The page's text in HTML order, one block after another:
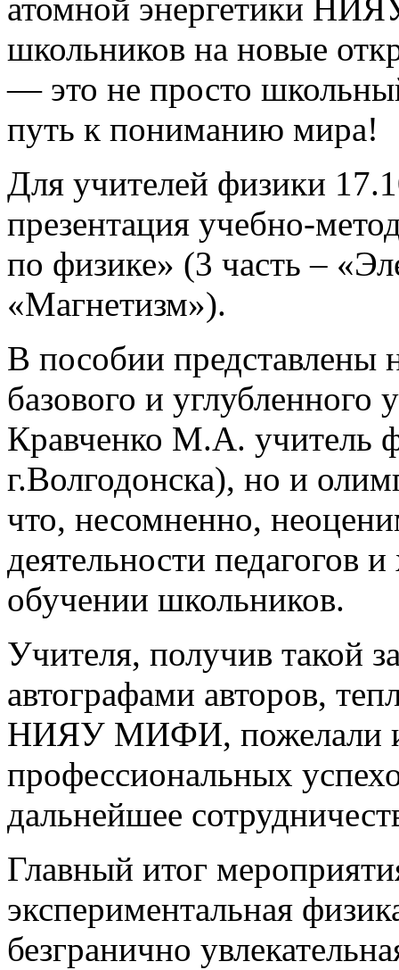
атомной энергетики
школьников на новые
— это не просто
путь к пониманию мира!
Для учителей физики
презентация учебно-
по физике» (3 часть –
«Магнетизм»).
В пособии представлены
базового и углубленного
Кравченко М.А.
г.Волгодонска), но и
что, несомненно,
деятельности педагогов
обучении школьников.
Учителя, получив такой
автографами авторов,
НИЯУ МИФИ, пожелали
профессиональных
дальнейшее
Главный итог
экспериментальная
безгранично